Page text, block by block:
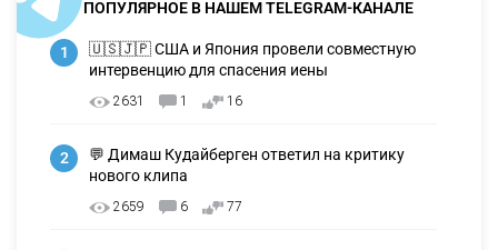
ПОПУЛЯРНОЕ В НАШЕМ TELEGRAM-КАНАЛЕ
1
🇺🇸🇯🇵 США и Япония провели совместную
интервенцию для спасения иены
2631 1 16
2
💬 Димаш Кудайберген ответил на критику
нового клипа
2659 6 77